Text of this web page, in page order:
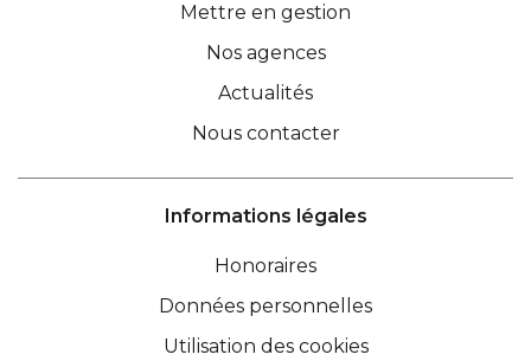
Mettre en gestion
Nos agences
Actualités
Nous contacter
Informations légales
Honoraires
Données personnelles
Utilisation des cookies